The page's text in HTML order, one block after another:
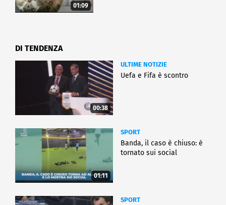
01:09
DI TENDENZA
00:38
ULTIME NOTIZIE
Uefa e Fifa è scontro
01:11
SPORT
Banda, il caso è chiuso: è
tornato sui social
SPORT